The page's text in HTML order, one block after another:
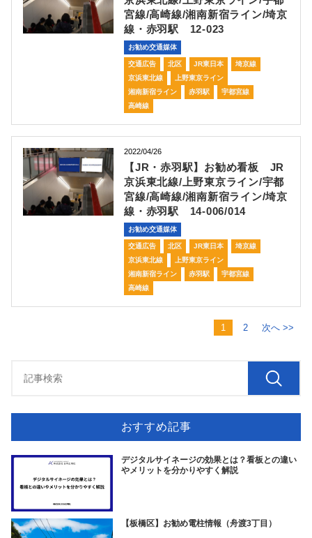
宮線/高崎線/湘南新宿ライン/埼京
線・赤羽駅 12-023
お勧め交通媒体
交通広告 北区 JR東日本
埼京線
京浜東北線
上野東京ライン
湘南新宿ライン
赤羽駅
宇都宮線
高崎線
2022/04/26
【JR・赤羽駅】お勧め看板 JR
京浜東北線/上野東京ライン/宇都
宮線/高崎線/湘南新宿ライン/埼京
線・赤羽駅 14-006/014
お勧め交通媒体
交通広告 北区 JR東日本
埼京線
京浜東北線
上野東京ライン
湘南新宿ライン
赤羽駅
宇都宮線
高崎線
1 2 次へ >>
おすすめ記事
デジタルサイネージの効果とは？看板との違い
やメリットを分かりやすく解説
【板橋区】お勧め電柱情報（舟渡3丁目）